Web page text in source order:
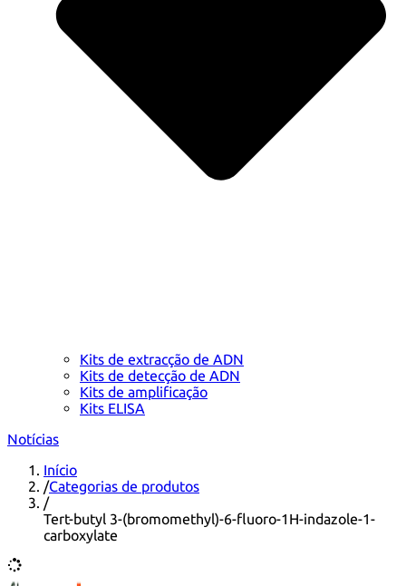
Kits de extracção de ADN
Kits de detecção de ADN
Kits de amplificação
Kits ELISA
Notícias
Início
/Categorias de produtos
/
Tert-butyl 3-(bromomethyl)-6-fluoro-1H-indazole-1-
carboxylate